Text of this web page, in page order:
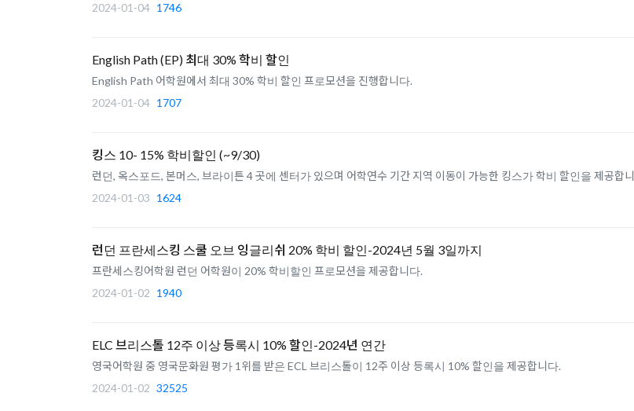
2024-01-04 1746
English Path (EP) 최대 30% 학비 할인
English Path 어학원에서 최대 30% 학비 할인 프로모션을 진행합니다.
2024-01-04 1707
킹스 10- 15% 학비할인 (~9/30)
런던, 옥스포드, 본머스, 브라이튼 4 곳에 센터가 있으며 어학연수 기간 지역 이동이 가능한 킹스가 학비 할인을 제공합니다.
2024-01-03 1624
런던 프란세스킹 스쿨 오브 잉글리쉬 20% 학비 할인-2024년 5월 3일까지
프란세스킹어학원 런던 어학원이 20% 학비할인 프로모션을 제공합니다.
2024-01-02 1940
ELC 브리스톨 12주 이상 등록시 10% 할인-2024년 연간
영국어학원 중 영국문화원 평가 1위를 받은 ECL 브리스톨이 12주 이상 등록시 10% 할인을 제공합니다.
2024-01-02 32525